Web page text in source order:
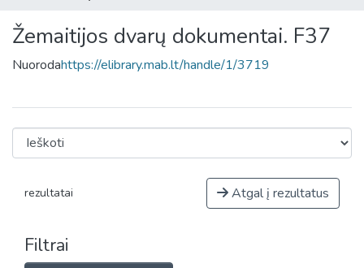
Žemaitijos dvarų dokumentai. F37
Nuorodahttps://elibrary.mab.lt/handle/1/3719
rezultatai Atgal į rezultatus
Filtrai